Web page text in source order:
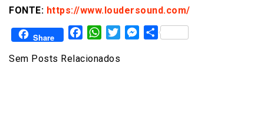
FONTE: https://www.loudersound.com/
Share FacebookWhatsAppTwitterMessenger
Share
Sem Posts Relacionados